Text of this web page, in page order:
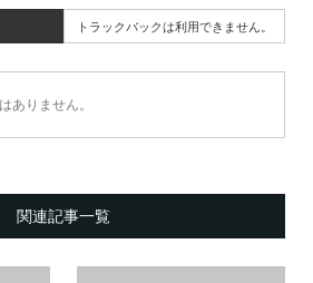
トラックバックは利用できません。
ありません。
関連記事一覧